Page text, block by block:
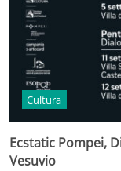
Cultura
Ecstatic Pompei,
Vesuvio